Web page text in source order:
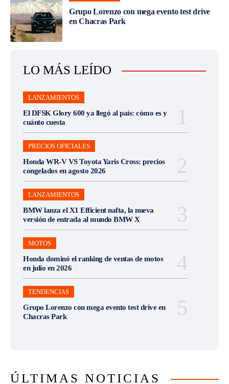
Grupo Lorenzo con mega evento test drive
en Chacras Park
LO MÁS LEÍDO
LANZAMIENTOS
El DFSK Glory 600 ya llegó al país: cómo es y
cuánto cuesta
PRECIOS OFICIALES
Honda WR-V VS Toyota Yaris Cross: precios
congelados en agosto 2026
LANZAMIENTOS
BMW lanza el X1 Efficient nafta, la nueva
versión de entrada al mundo BMW X
MOTOS
Honda dominó el ranking de ventas de motos
en julio en 2026
TENDENCIAS
Grupo Lorenzo con mega evento test drive en
Chacras Park
ÚLTIMAS NOTICIAS